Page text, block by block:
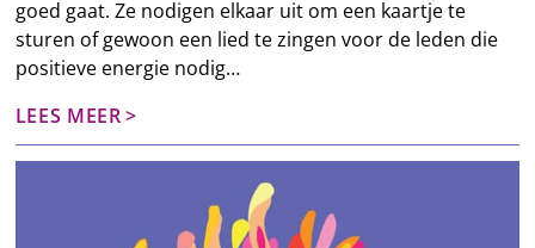
goed gaat. Ze nodigen elkaar uit om een kaartje te
sturen of gewoon een lied te zingen voor de leden die
positieve energie nodig…
LEES MEER